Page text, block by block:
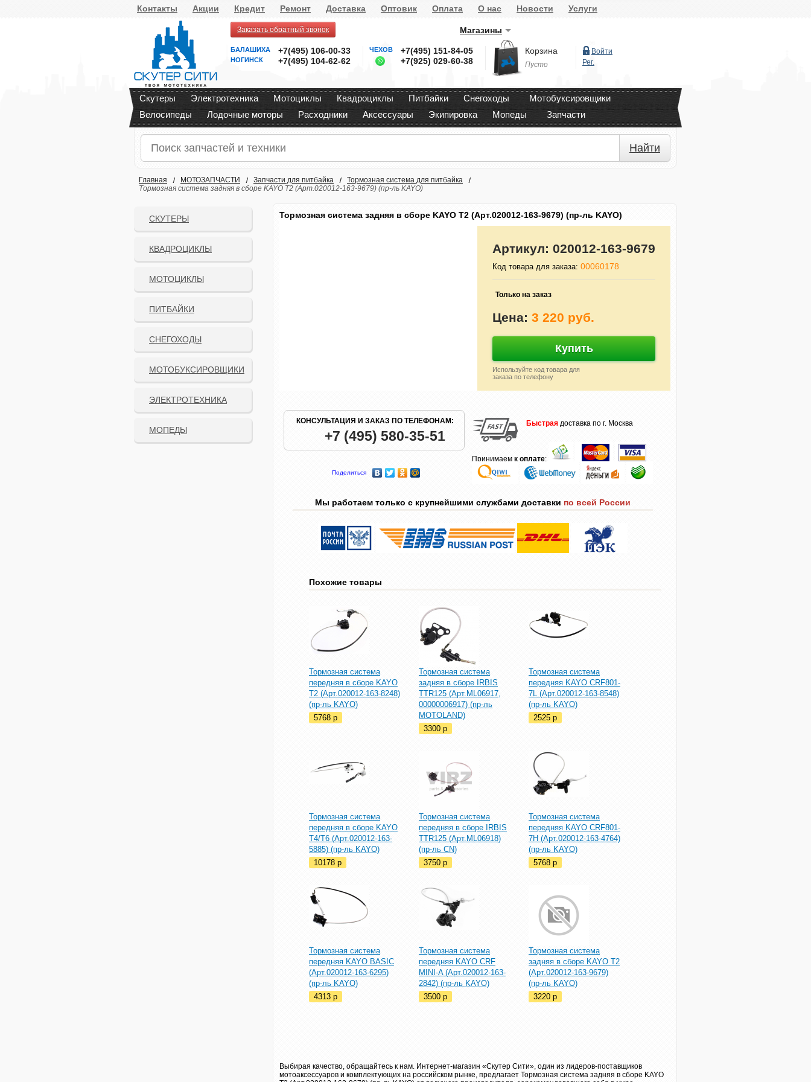
Контакты Акции Кредит Ремонт Доставка Оптовик Оплата О нас Новости Услуги
Заказать обратный звонок Магазины
БАЛАШИХА +7(495) 106-00-33
НОГИНСК +7(495) 104-62-62
ЧЕХОВ
+7(495) 151-84-05
+7(925) 029-60-38
Корзина
Пусто
Войти
Рег.
Скутеры Электротехника Мотоциклы Квадроциклы Питбайки Снегоходы
Мотобуксировщики
Велосипеды
Лодочные моторы Расходники Аксессуары Экипировка Мопеды Запчасти
Найти
Главная МОТОЗАПЧАСТИ Запчасти для питбайка
Тормозная система для питбайка
Тормозная система задняя в сборе KAYO T2 (Арт.020012-163-9679) (пр-ль KAYO)
СКУТЕРЫ
КВАДРОЦИКЛЫ
МОТОЦИКЛЫ
ПИТБАЙКИ
СНЕГОХОДЫ
МОТОБУКСИРОВЩИКИ
ЭЛЕКТРОТЕХНИКА
МОПЕДЫ
Тормозная система задняя в сборе KAYO T2 (Арт.020012-163-9679) (пр-ль KAYO)
Артикул: 020012-163-9679
Код товара для заказа: 00060178
Только на заказ
Цена: 3 220 руб.
Купить
Используйте код товара для
заказа по телефону
КОНСУЛЬТАЦИЯ И ЗАКАЗ ПО ТЕЛЕФОНАМ:
+7 (495) 580-35-51
Поделиться
Быстрая доставка по г. Москва
Принимаем к оплате:
Мы работаем только с крупнейшими службами доставки по всей России
Похожие товары
Тормозная система
передняя в сборе KAYO
T2 (Арт.020012-163-8248)
(пр-ль KAYO)
5768 p
Тормозная система
задняя в сборе IRBIS
TTR125 (Арт.ML06917,
00000006917) (пр-ль
MOTOLAND)
3300 p
Тормозная система
передняя KAYO CRF801-
7L (Арт.020012-163-8548)
(пр-ль KAYO)
2525 p
Тормозная система
передняя в сборе KAYO
T4/T6 (Арт.020012-163-
5885) (пр-ль KAYO)
10178 p
Тормозная система
передняя в сборе IRBIS
TTR125 (Арт.ML06918)
(пр-ль CN)
3750 p
Тормозная система
передняя KAYO CRF801-
7H (Арт.020012-163-4764)
(пр-ль KAYO)
5768 p
Тормозная система
передняя KAYO BASIC
(Арт.020012-163-6295)
(пр-ль KAYO)
4313 p
Тормозная система
передняя KAYO CRF
MINI-A (Арт.020012-163-
2842) (пр-ль KAYO)
3500 p
Тормозная система
задняя в сборе KAYO T2
(Арт.020012-163-9679)
(пр-ль KAYO)
3220 p
Выбирая качество, обращайтесь к нам. Интернет-магазин «Скутер Сити», один из лидеров-поставщиков
мотоаксессуаров и комплектующих на российском рынке, предлагает Тормозная система задняя в сборе KAYO